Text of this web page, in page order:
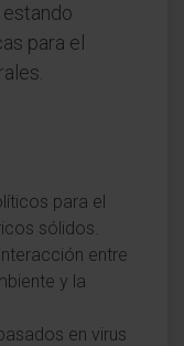
para el
para el
sólidos.
entre
y la
en virus